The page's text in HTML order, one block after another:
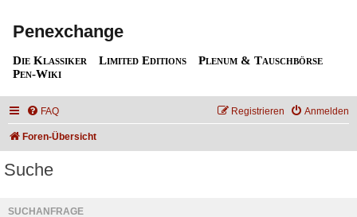
Penexchange
Die Klassiker Limited Editions
Plenum & Tauschbörse
Pen-Wiki
FAQ Anmelden
Registrieren
Foren-Übersicht
Suche
SUCHANFRAGE